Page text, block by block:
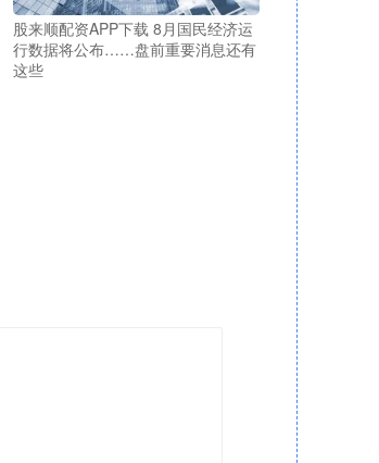
股来顺配资APP下载 8月国民经济运
行数据将公布……盘前重要消息还有
这些